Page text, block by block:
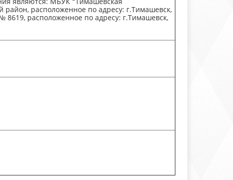
расположенное по адресу: г.Тимашевск,
8619, расположенное по адресу: г.Тимашевск,